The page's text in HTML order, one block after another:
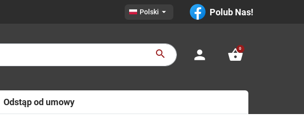
Polski  Polub Nas!
search person shopping_basket
0
Odstąp od umowy